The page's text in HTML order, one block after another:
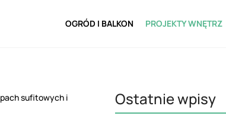
OGRÓD I BALKON PROJEKTY WNĘTRZ
sufitowych i
Ostatnie wpisy